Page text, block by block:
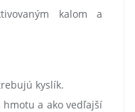
kalom a
kyslík.
hmotu a ako vedľajší